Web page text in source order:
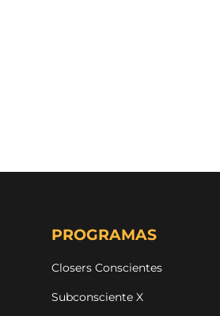
PROGRAMAS
Closers Conscientes
Subconsciente X